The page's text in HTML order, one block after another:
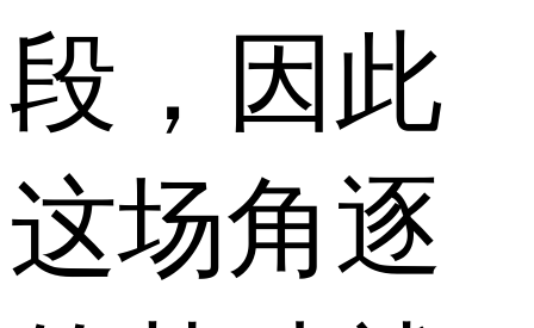
段，因此
这场角逐